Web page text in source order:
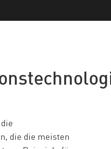
die die meisten